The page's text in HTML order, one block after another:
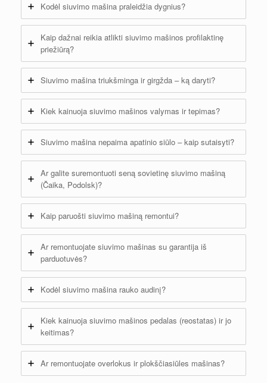
Kodėl siuvimo mašina praleidžia dygnius?
Kaip dažnai reikia atlikti siuvimo mašinos profilaktinę
priežiūrą?
Siuvimo mašina triukšminga ir girgžda – ką daryti?
Kiek kainuoja siuvimo mašinos valymas ir tepimas?
Siuvimo mašina nepaima apatinio siūlo – kaip sutaisyti?
Ar galite suremontuoti seną sovietinę siuvimo mašiną
(Čaika, Podolsk)?
Kaip paruošti siuvimo mašiną remontui?
Ar remontuojate siuvimo mašinas su garantija iš
parduotuvės?
Kodėl siuvimo mašina rauko audinį?
Kiek kainuoja siuvimo mašinos pedalas (reostatas) ir jo
keitimas?
Ar remontuojate overlokus ir plokščiasiūles mašinas?